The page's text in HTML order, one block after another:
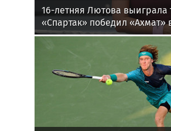
16-летняя Лютова выиграла
«Спартак» победил «Ахмат»
утру